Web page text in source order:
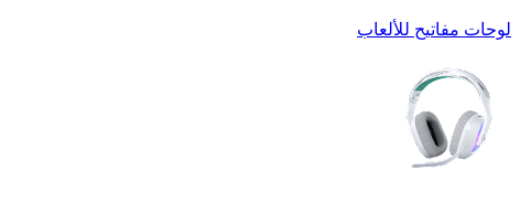
لوحات مفاتيح للألعاب